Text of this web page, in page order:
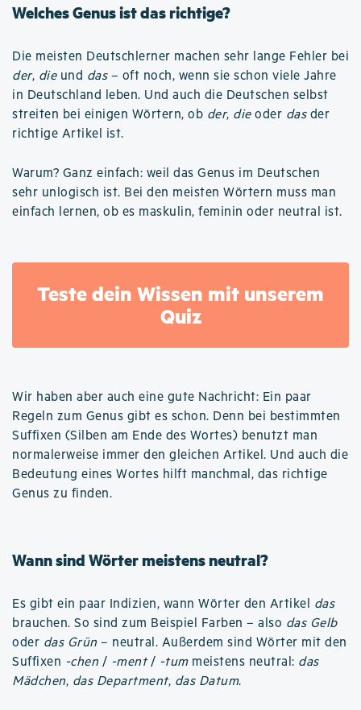
Welches Genus ist das richtige?
Die meisten Deutschlerner machen sehr lange Fehler bei
der, dieund das– oft noch, wenn sie schon viele Jahre
in Deutschland leben. Und auch die Deutschen selbst
streiten bei einigen Wörtern, ob der, dieoder dasder
richtige Artikel ist.
Warum? Ganz einfach: weil das Genus im Deutschen
sehr unlogisch ist. Bei den meisten Wörtern muss man
einfach lernen, ob es maskulin, feminin oder neutral ist.
Teste dein Wissen mit unserem
Quiz
Wir haben aber auch eine gute Nachricht: Ein paar
Regeln zum Genus gibt es schon. Denn bei bestimmten
Suffixen (Silben am Ende des Wortes) benutzt man
normalerweise immer den gleichen Artikel. Und auch die
Bedeutung eines Wortes hilft manchmal, das richtige
Genus zu finden.
Wann sind Wörter meistens neutral?
Es gibt ein paar Indizien, wann Wörter den Artikel das
brauchen. So sind zum Beispiel Farben – also das Gelb
oder das Grün – neutral. Außerdem sind Wörter mit den
Suffixen -chen / -ment/ -tummeistens neutral: das
Mädchen, das Department, das Datum.